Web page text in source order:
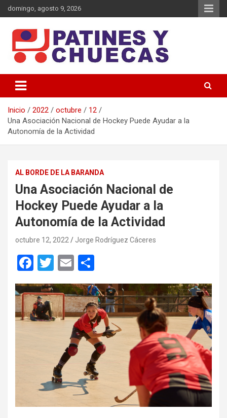
Saltar
al
domingo, agosto 9, 2026
Patines y Chuecas
Inicio 2022 octubre
12
Una Asociación Nacional de Hockey Puede Ayudar a la
Autonomía de la Actividad
AL BORDE DE LA BARANDA
Una Asociación Nacional de
Hockey Puede Ayudar a la
Autonomía de la Actividad
octubre 12, 2022 Jorge Rodríguez Cáceres
F
a
ce
b
o
T
wi
tt
er
E
m
ail
o
m
p
ar
tir